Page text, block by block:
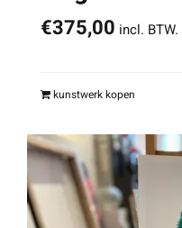
€375,00 incl. BTW.
kunstwerk kopen